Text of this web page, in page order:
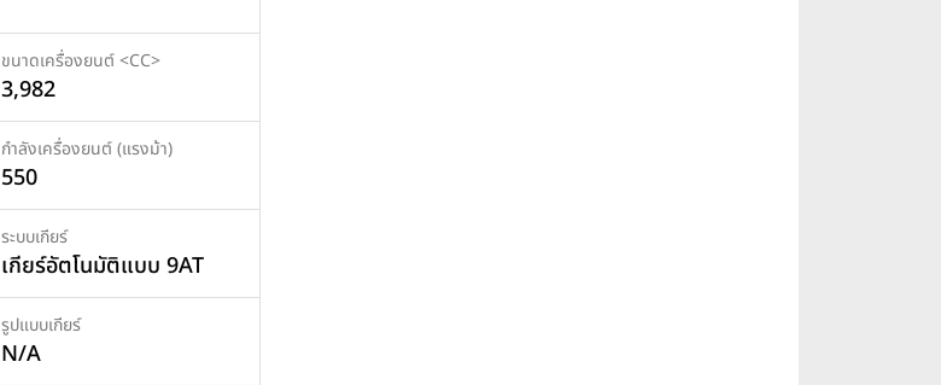
ขนาดเครื่องยนต์ <CC>
3,982
กำลังเครื่องยนต์ (แรงม้า)
550
ระบบเกียร์
เกียร์อัตโนมัติแบบ 9AT
รูปแบบเกียร์
N/A